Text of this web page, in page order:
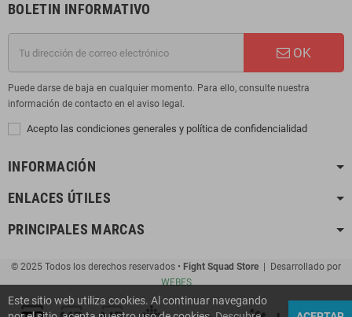
BOLETIN INFORMATIVO
OK
Puede darse de baja en cualquier momento. Para ello, consulte nuestra
información de contacto en el aviso legal.
Acepto las condiciones generales y política de confidencialidad
INFORMACIÓN
ENLACES ÚTILES
PRINCIPALES MARCAS
© 2025 Todos los derechos reservados • Fight Squad Store | Desarrollado por
WEBES
Este sitio web utiliza cookies. Al continuar navegando